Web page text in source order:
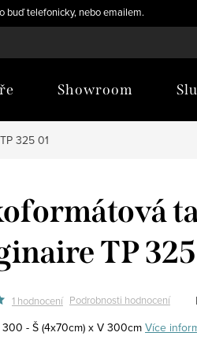
buď telefonicky, nebo emailem.
Showroom
325 01
TP
1 hodnocení Podrobnosti hodnocení
300 - Š (4x70cm) x V 300cm Více